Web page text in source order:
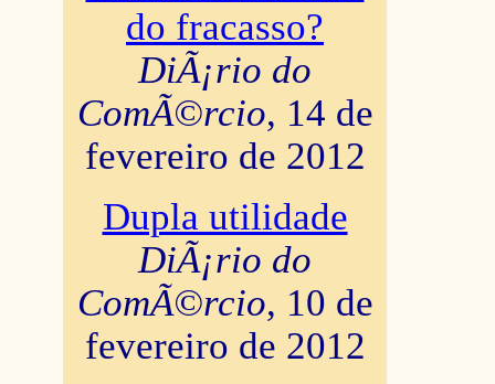
do fracasso?
DiÃ¡rio do
ComÃ©rcio, 14 de
fevereiro de 2012
Dupla utilidade
DiÃ¡rio do
ComÃ©rcio, 10 de
fevereiro de 2012